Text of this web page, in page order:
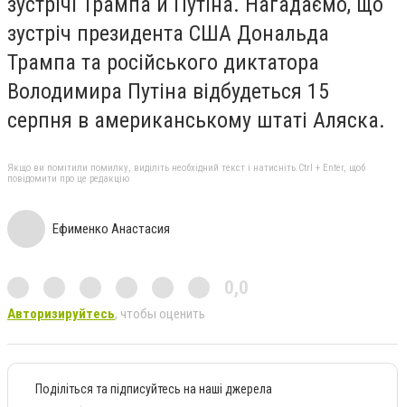
зустріч президента США Дональда
Трампа та російського диктатора
Володимира Путіна відбудеться 15
серпня в американському штаті Аляска.
Якщо ви помітили помилку, виділіть необхідний текст і натисніть Ctrl + Enter, щоб
повідомити про це редакцію
Ефименко Анастасия
0,0
Авторизируйтесь, чтобы оценить
Поділіться та підписуйтесь на наші джерела